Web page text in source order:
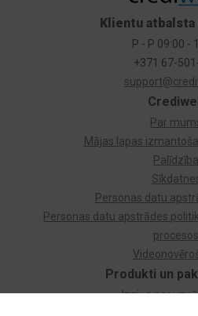
Produkti un
Izziņa par
Par
Mājas lapas
Palīdzība
Personas datu
Personas datu apstrādes
procesos
Klientu
P - P 09:00 -
+371 67-